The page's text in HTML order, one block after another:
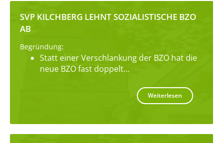
SVP KILCHBERG LEHNT SOZIALISTISCHE BZO
AB
Begründung:
Statt einer Verschlankung der BZO hat die
neue BZO fast doppelt…
Weiterlesen